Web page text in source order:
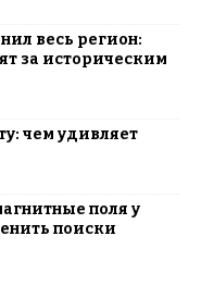
весь регион:
за историческим
чем удивляет
поля у
поиски